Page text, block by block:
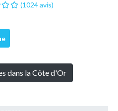
(1024 avis)
dans la Côte d'Or